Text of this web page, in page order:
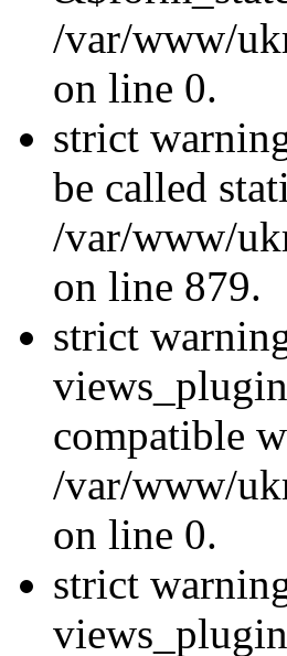
/var/www/
on line 0.
strict
be called
/var/www/
on line 879.
strict
compatible
/var/www/
on line 0.
strict